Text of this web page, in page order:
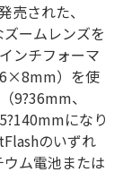
売された、
ームレンズを
ンチフォーマ
6×8mm）を使
9?36mm、
になり
のいずれ
ム電池または